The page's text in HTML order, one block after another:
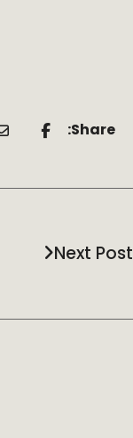
Share:
Next Post